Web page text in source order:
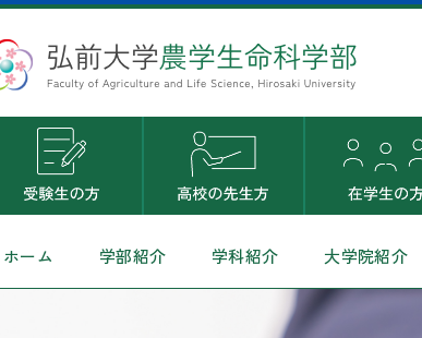
ホーム 学部紹介 学科紹介 大学院紹介